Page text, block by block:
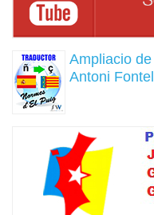
Ampliacio
Antoni